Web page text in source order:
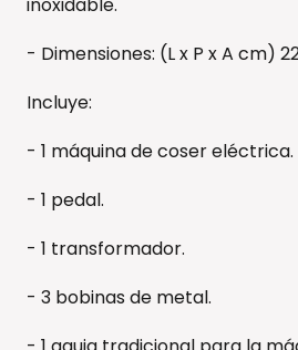
- Dimensiones: (L x P x A cm)
Incluye:
- 1 máquina de coser eléctrica.
- 1 pedal.
- 1 transformador.
- 3 bobinas de metal.